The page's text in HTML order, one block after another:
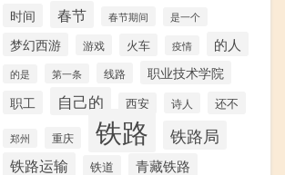
时间 春节 春节期间 是一个
梦幻西游 游戏 火车 疫情 的人
的是 第一条 线路
职业技术学院
职工
自己的 西安 诗人 还不
郑州 重庆 铁路 铁路局
铁路运输 铁道 青藏铁路